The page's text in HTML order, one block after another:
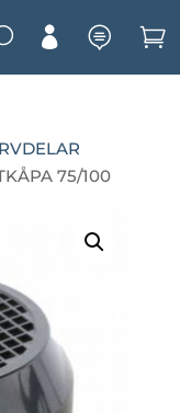
  
75/100